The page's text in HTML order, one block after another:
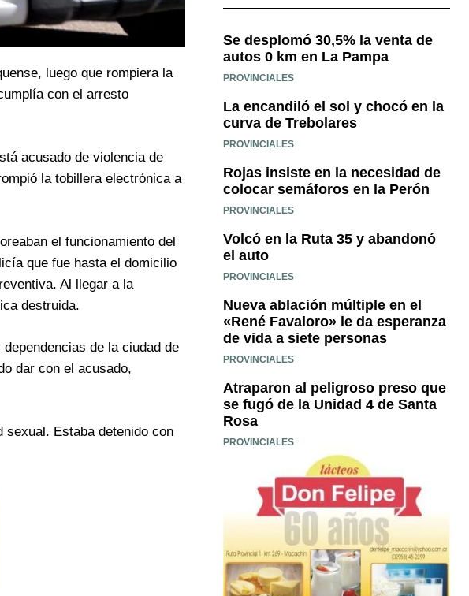
luego que rompiera la
con el arresto
acusado de violencia de
la tobillera electrónica a
el funcionamiento del
que fue hasta el domicilio
Al llegar a la
destruida.
de la ciudad de
dar con el acusado,
sexual. Estaba detenido con
Se desplomó 30,5% la venta de
autos 0 km en La Pampa
PROVINCIALES
La encandiló el sol y chocó en la
curva de Trebolares
PROVINCIALES
Rojas insiste en la necesidad de
colocar semáforos en la Perón
PROVINCIALES
Volcó en la Ruta 35 y abandonó
el auto
PROVINCIALES
Nueva ablación múltiple en el
«René Favaloro» le da esperanza
de vida a siete personas
PROVINCIALES
Atraparon al peligroso preso que
se fugó de la Unidad 4 de Santa
Rosa
PROVINCIALES